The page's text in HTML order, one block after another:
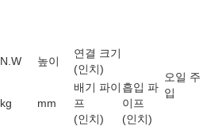
N.W 높이
연결 크기
(인치)
오일 주
입
kg mm
배기 파이
프
(인치)
흡입 파
이프
(인치)